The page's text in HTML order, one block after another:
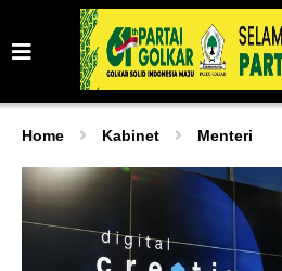
Home Kabinet Menteri